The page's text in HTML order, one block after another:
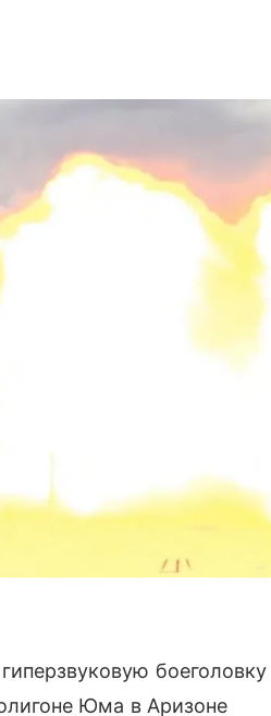
боеголовку
Юма в Аризоне